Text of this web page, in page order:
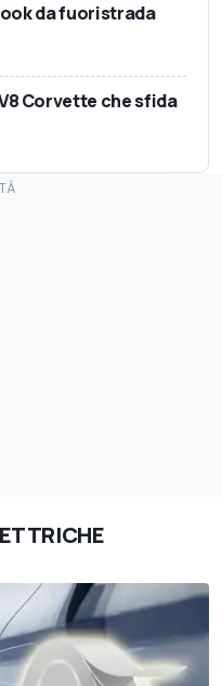
look da fuoristrada
Corvette che sfida